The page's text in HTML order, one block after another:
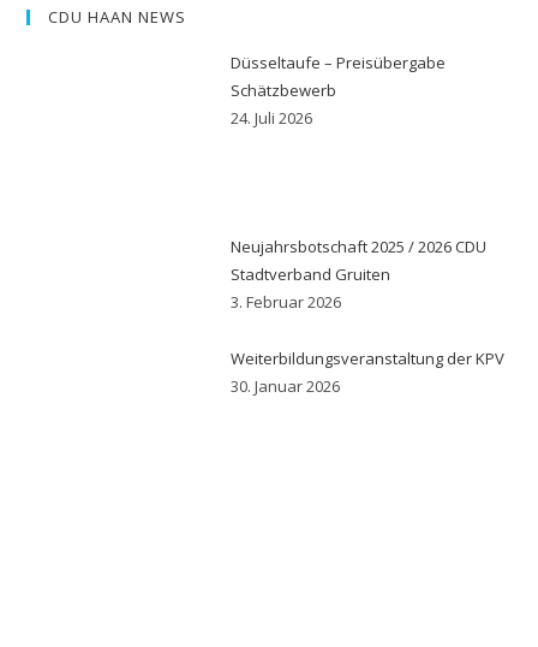
CDU HAAN NEWS
Düsseltaufe – Preisübergabe
Schätzbewerb
24. Juli 2026
Neujahrsbotschaft 2025 / 2026 CDU
Stadtverband Gruiten
3. Februar 2026
Weiterbildungsveranstaltung der KPV
30. Januar 2026